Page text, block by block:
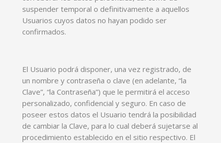
suspender temporal o definitivamente a aquellos
Usuarios cuyos datos no hayan podido ser
confirmados.
El Usuario podrá disponer, una vez registrado, de
un nombre y contraseña o clave (en adelante, “la
Clave”, “la Contraseña”) que le permitirá el acceso
personalizado, confidencial y seguro. En caso de
poseer estos datos el Usuario tendrá la posibilidad
de cambiar la Clave, para lo cual deberá sujetarse al
procedimiento establecido en el sitio respectivo. El